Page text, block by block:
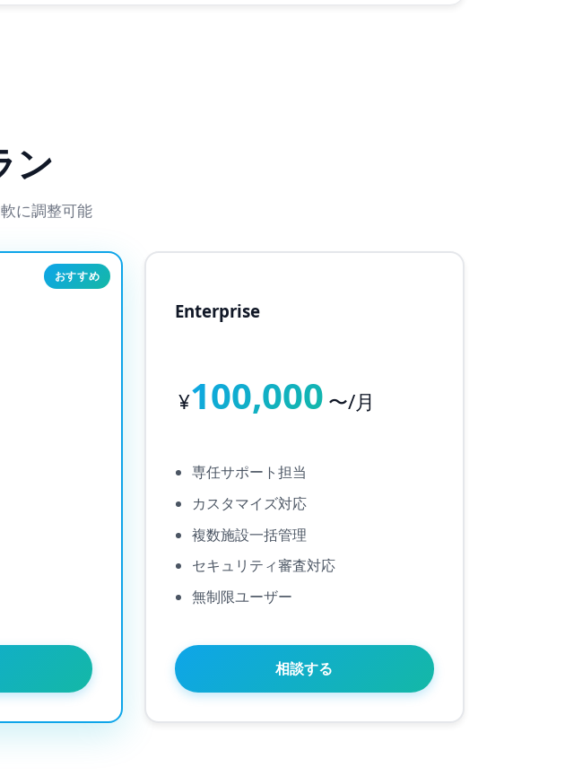
ン
に調整可能
おすすめ
Enterprise
¥100,000 〜/月
専任サポート担当
カスタマイズ対応
複数施設一括管理
セキュリティ審査対応
無制限ユーザー
相談する